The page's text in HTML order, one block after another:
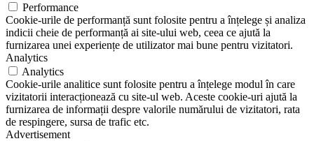
Performance
Cookie-urile de performanță sunt folosite pentru a înțelege și analiza
indicii cheie de performanță ai site-ului web, ceea ce ajută la
furnizarea unei experiențe de utilizator mai bune pentru vizitatori.
Analytics
Analytics
Cookie-urile analitice sunt folosite pentru a înțelege modul în care
vizitatorii interacționează cu site-ul web. Aceste cookie-uri ajută la
furnizarea de informații despre valorile numărului de vizitatori, rata
de respingere, sursa de trafic etc.
Advertisement